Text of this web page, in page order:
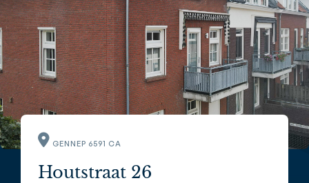
GENNEP 6591 CA
Houtstraat 26